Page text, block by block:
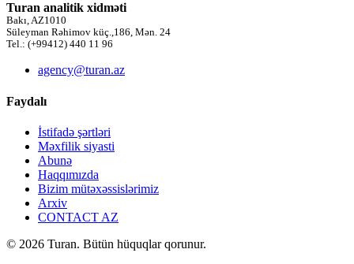
Turan analitik xidməti
Bakı, AZ1010
Süleyman Rəhimov küç.,186, Mən. 24
Tel.: (+99412) 440 11 96
agency@turan.az
Faydalı
İstifadə şərtləri
Məxfilik siyasti
Abunə
Haqqımızda
Bizim mütəxəssislərimiz
Arxiv
CONTACT AZ
© 2026 Turan. Bütün hüquqlar qorunur.